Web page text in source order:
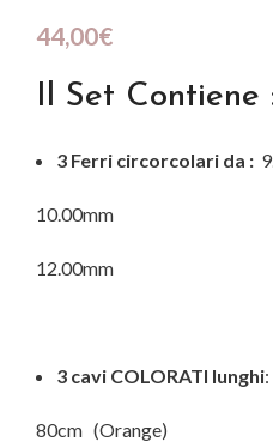
44,00€
Il Set Contiene
3 Ferri circorcolari da :
10.00mm
12.00mm
3 cavi COLORATI lunghi
80cm (Orange)